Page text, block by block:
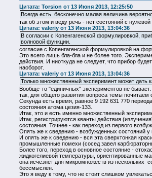
Цитата: Torsion от 13 Июня 2013, 12:25:50
Всегда есть бесконечно малая величина
так об этом и веду речь - нет состояний с
Цитата: valeriy от 13 Июня 2013, 13:04:36
В согласии с Копенгагенской формулировкой,
волновой функции.
согласие с Копенгагенской формулировкой на
Это всего лишь бла-бла и не более того.
действия. И ниоткуда не следует, что прибор
наоборот.
Цитата: valeriy от 13 Июня 2013, 13:04:36
Только множественный эксперимент может дать
Вообще-то "единичных" экспериментов не бывает.
так, для общего развития вопроса темы почитаем
Секунда есть время, равное 9 192 631 770
состояния атома цезия-133.
Итак, это и есть именно множественный
Итак, регистрируются кванты действия
состояния. Точнее - как переход из первого
Опять же к сведению - возбужденных состояний у
И опять же к сведению - вся эта сверхтонкая
промышленные помехи (сосед завел
Более того, переход в основное состояние -
жидкогелиевой температуры, ориентированные
она исчезнет для микромножеств из нескольких
бессмыслен.
Это я веду к тому, что не стоит слишком